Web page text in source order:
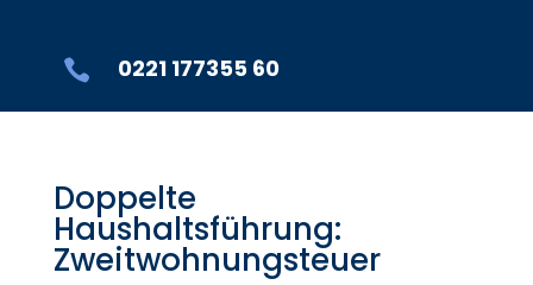
 0221 177355 60
Doppelte
Haushaltsführung:
Zweitwohnungsteuer